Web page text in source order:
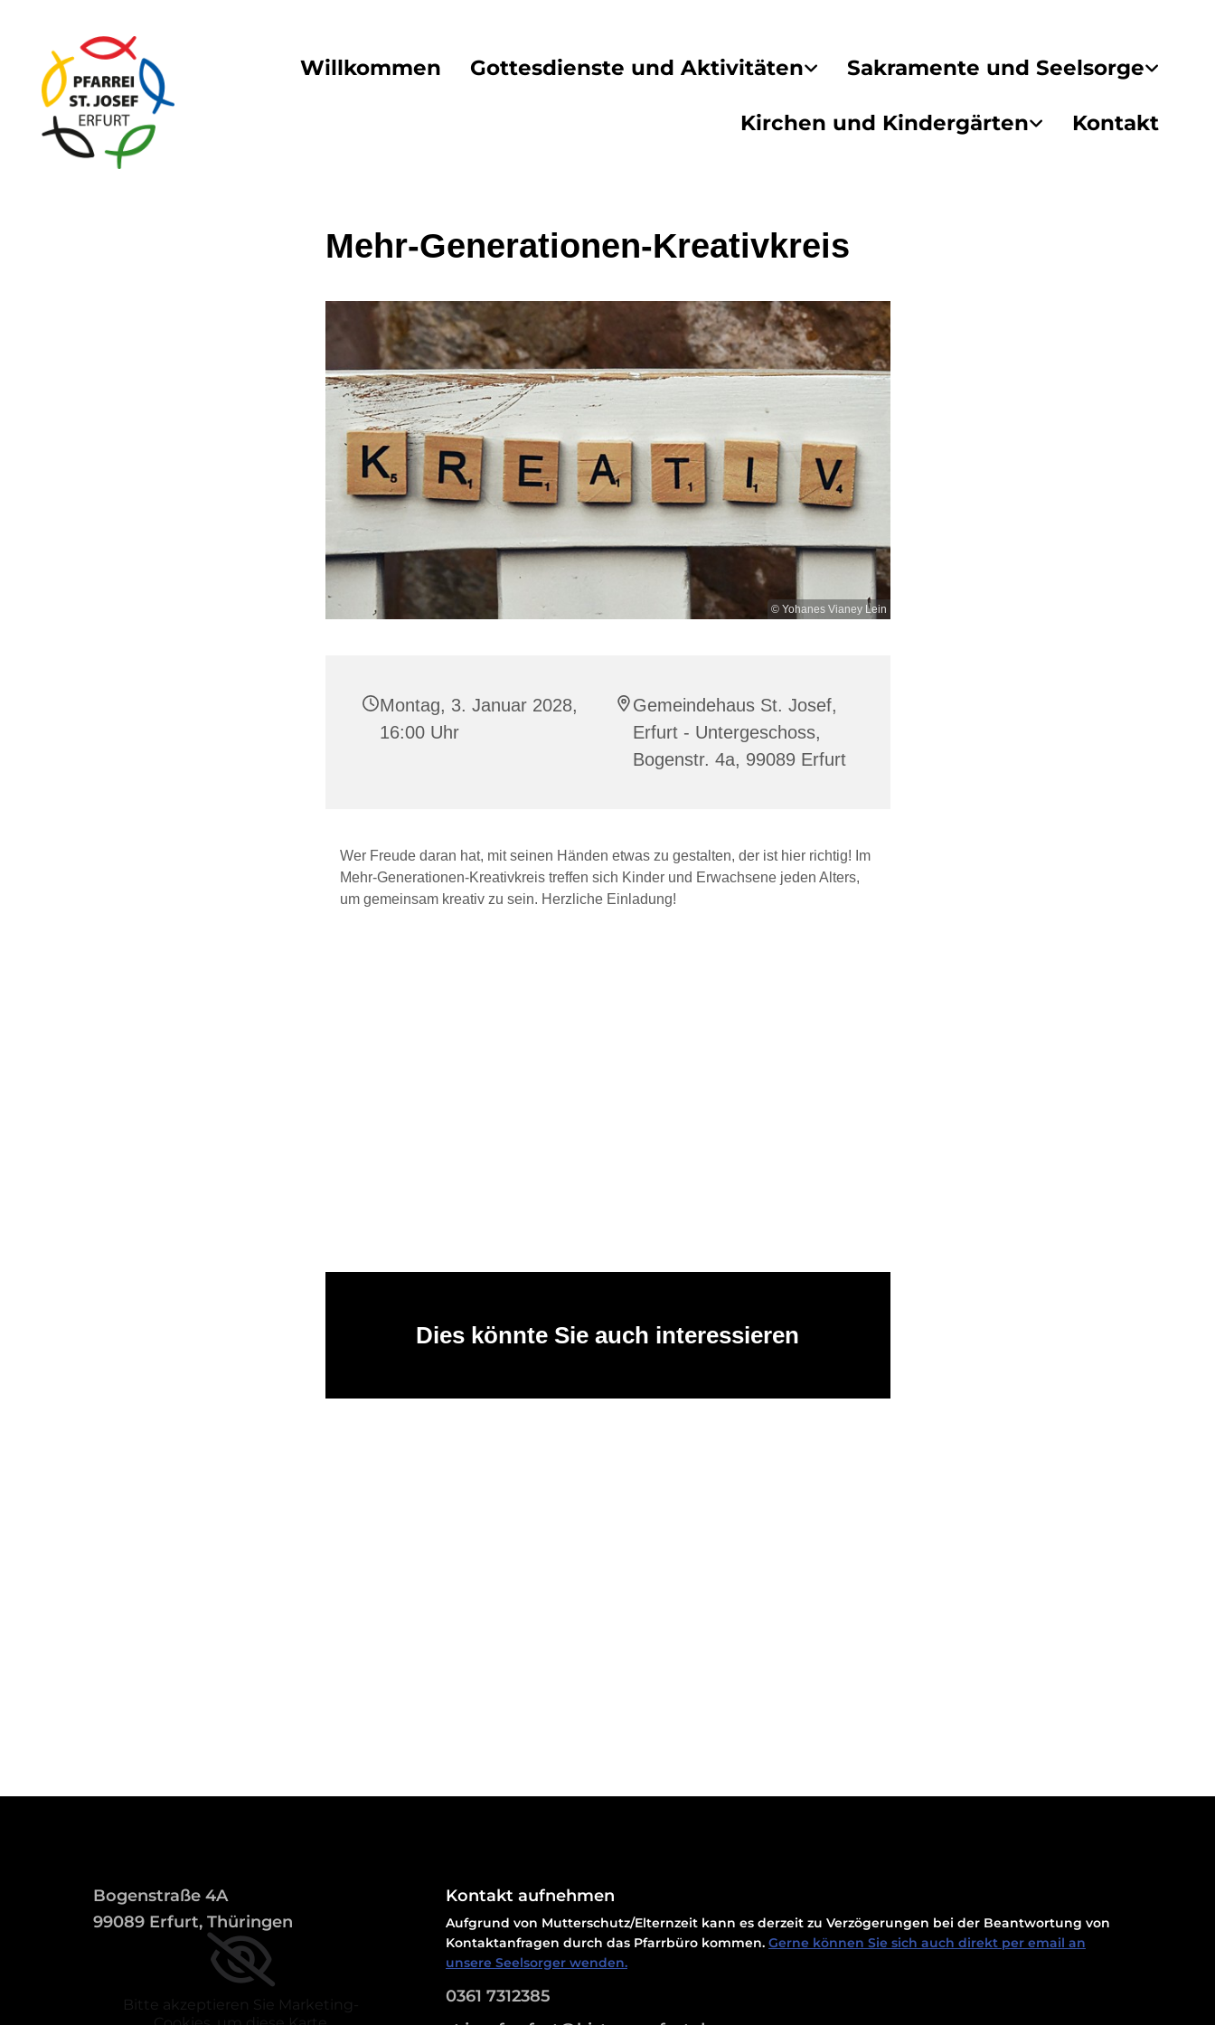
Willkommen Gottesdienste und Aktivitäten Sakramente und Seelsorge
Kirchen und Kindergärten Kontakt
Mehr-Generationen-Kreativkreis
© Yohanes Vianey Lein
Montag, 3. Januar 2028,
16:00 Uhr
Gemeindehaus St. Josef,
Erfurt - Untergeschoss,
Bogenstr. 4a, 99089 Erfurt
Wer Freude daran hat, mit seinen Händen etwas zu gestalten, der ist hier richtig! Im
Mehr-Generationen-Kreativkreis treffen sich Kinder und Erwachsene jeden Alters,
um gemeinsam kreativ zu sein. Herzliche Einladung!
Dies könnte Sie auch interessieren
Bogenstraße 4A
99089 Erfurt, Thüringen
Bitte akzeptieren Sie Marketing-
Kontakt aufnehmen
Aufgrund von Mutterschutz/Elternzeit kann es derzeit zu Verzögerungen bei der Beantwortung von
Kontaktanfragen durch das Pfarrbüro kommen. Gerne können Sie sich auch direkt per email an
unsere Seelsorger wenden.
0361 7312385